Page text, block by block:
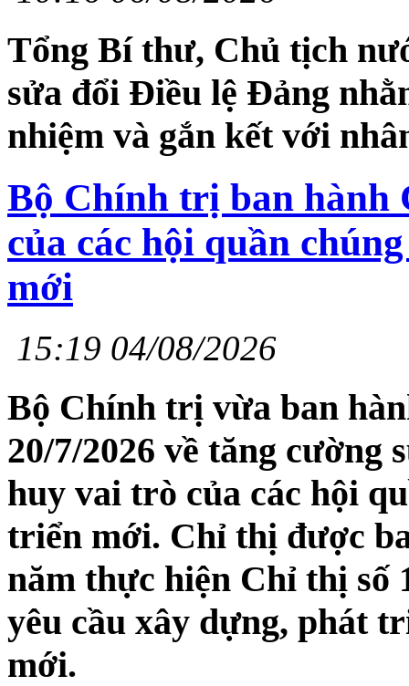
Tổng Bí thư, Chủ tịch
sửa đổi Điều lệ Đảng
nhiệm và gắn kết với
Bộ Chính trị ban hành
của các hội quần
mới
15:19 04/08/2026
Bộ Chính trị vừa ban
20/7/2026 về tăng cường
huy vai trò của các hội
triển mới. Chỉ thị được
năm thực hiện Chỉ thị số
yêu cầu xây dựng, phát
mới.